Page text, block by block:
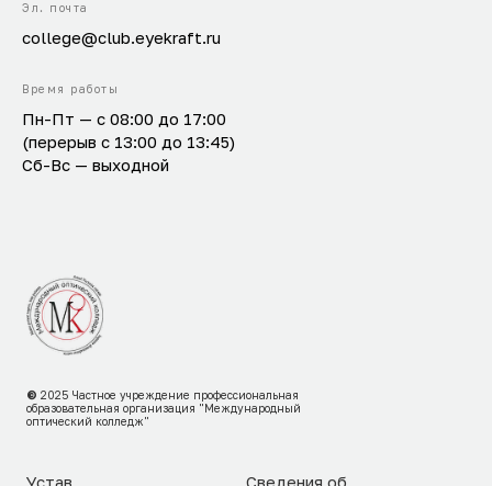
Эл. почта
college@club.eyekraft.ru
Время работы
Пн-Пт — с 08:00 до 17:00
(перерыв с 13:00 до 13:45)
Сб-Вс — выходной
© 2025 Частное учреждение профессиональная
образовательная организация "Международный
оптический колледж"
Устав Сведения об